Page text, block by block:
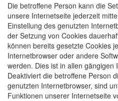
Die betroffene Person kann die
unsere Internetseite jederzeit
Einstellung des genutzten
der Setzung von Cookies
können bereits gesetzte Cookies
Internetbrowser oder andere
werden. Dies ist in allen gängigen
Deaktiviert die betroffene Person
genutzten Internetbrowser, sind
Funktionen unserer Internetseite